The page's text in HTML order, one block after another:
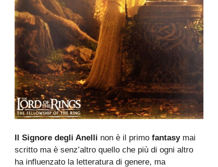
Il Signore degli Anelli non è il primo fantasymai
scritto ma è senz’altro quello che più di ogni altro
ha influenzato la letteratura di genere, ma